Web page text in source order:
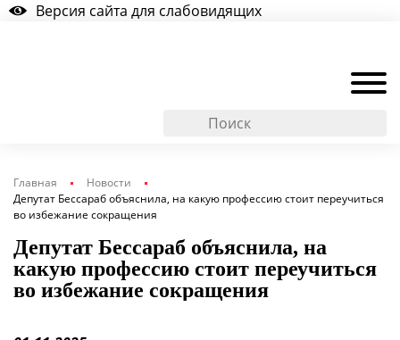
Версия сайта для слабовидящих
Главная
Новости
Депутат Бессараб объяснила, на какую профессию стоит переучиться
во избежание сокращения
Депутат Бессараб объяснила, на
какую профессию стоит переучиться
во избежание сокращения